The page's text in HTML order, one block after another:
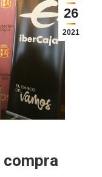
26
2021
compra